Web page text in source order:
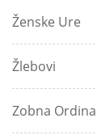
Ženske Ure
Žlebovi
Zobna